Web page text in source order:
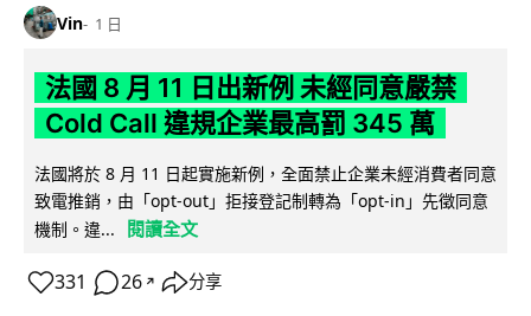
Vin 1 日
法國 8 月 11 日出新例 未經同意嚴禁
Cold Call 違規企業最高罰 345 萬
法國將於 8 月 11 日起實施新例，全面禁止企業未經消費者同意
致電推銷，由「opt-out」拒接登記制轉為「opt-in」先徵同意
機制。違...
閱讀全文
331 26 ↗ 分享